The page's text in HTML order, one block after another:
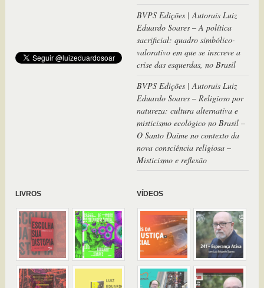
BVPS Edições | Autorais Luiz
Eduardo Soares – A política
sacrificial: quadro simbólico-
valorativo em que se inscreve a
crise das esquerdas, no Brasil
BVPS Edições | Autorais Luiz
Eduardo Soares – Religioso por
natureza: cultura alternativa e
misticismo ecológico no Brasil –
O Santo Daime no contexto da
nova consciência religiosa –
Misticismo e reflexão
LIVROS VÍDEOS